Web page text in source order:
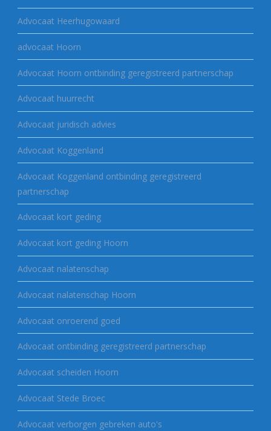
Advocaat Heerhugowaard
advocaat Hoorn
Advocaat Hoorn ontbinding geregistreerd partnerschap
Advocaat huurrecht
Advocaat juridisch advies
Advocaat Koggenland
Advocaat Koggenland ontbinding geregistreerd
partnerschap
Advocaat kort geding
Advocaat kort geding Hoorn
Advocaat nalatenschap
Advocaat nalatenschap Hoorn
Advocaat onroerend goed
Advocaat ontbinding geregistreerd partnerschap
Advocaat scheiden Hoorn
Advocaat Stede Broec
Advocaat verborgen gebreken auto's